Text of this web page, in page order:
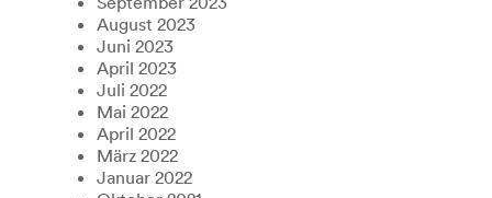
August 2023
Juni 2023
April 2023
Juli 2022
Mai 2022
April 2022
März 2022
Januar 2022